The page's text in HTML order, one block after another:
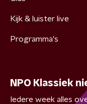
Kijk & luister live
Programma's
NPO Klassiek
Iedere week alles